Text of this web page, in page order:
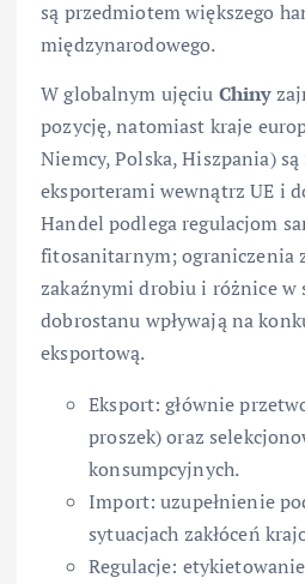
są przedmiotem większego
międzynarodowego.
W globalnym ujęciu Chiny
pozycję, natomiast kraje
Niemcy, Polska, Hiszpania)
eksporterami wewnątrz UE i
Handel podlega regulacjom
fitosanitarnym; ograniczenia
zakaźnymi drobiu i różnice w
dobrostanu wpływają na
eksportową.
Eksport: głównie
proszek) oraz
konsumpcyjnych.
Import: uzupełnienie
sytuacjach zakłóceń
Regulacje: